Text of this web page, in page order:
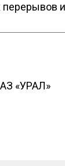
перерывов
«УРАЛ»